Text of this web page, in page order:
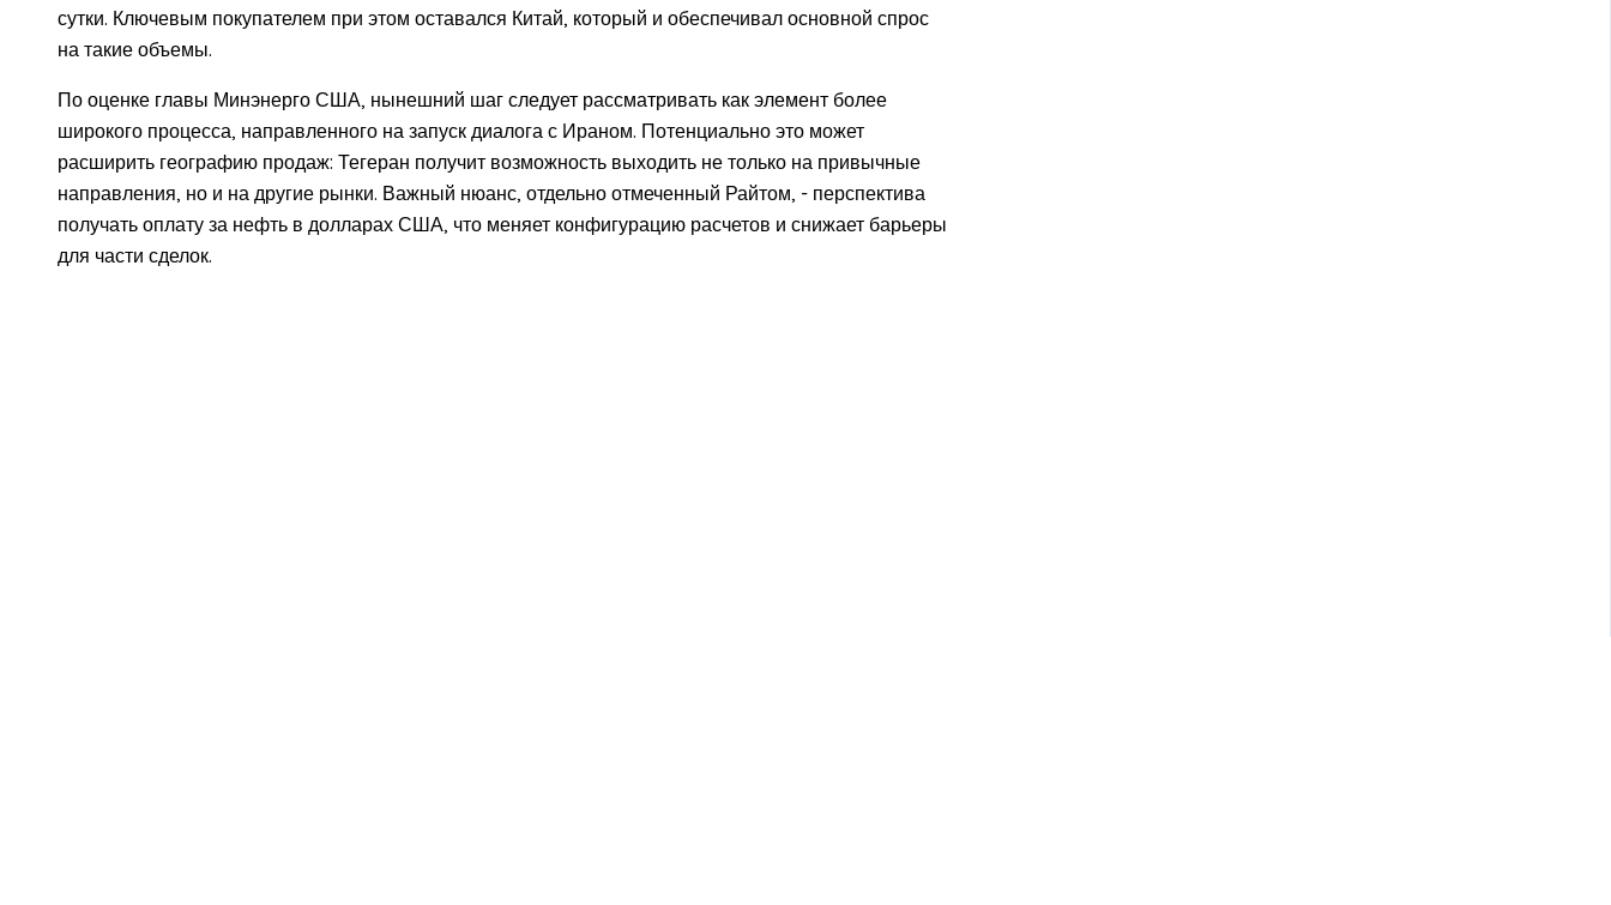
сутки. Ключевым покупателем при этом оставался Китай, который и обеспечивал основной спрос
на такие объемы.
По оценке главы Минэнерго США, нынешний шаг следует рассматривать как элемент более
широкого процесса, направленного на запуск диалога с Ираном. Потенциально это может
расширить географию продаж: Тегеран получит возможность выходить не только на привычные
направления, но и на другие рынки. Важный нюанс, отдельно отмеченный Райтом, - перспектива
получать оплату за нефть в долларах США, что меняет конфигурацию расчетов и снижает барьеры
для части сделок.